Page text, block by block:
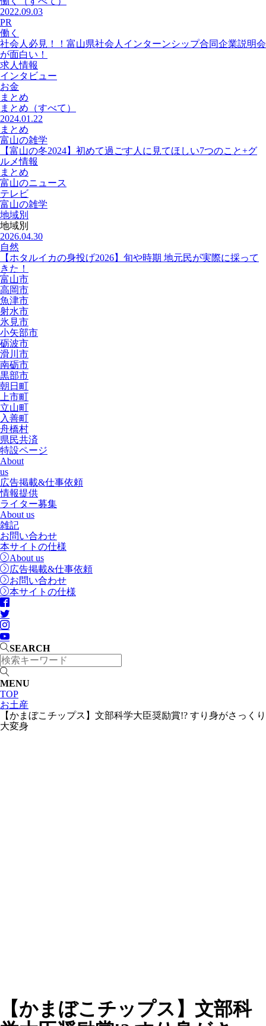
2022.09.03
PR
働く
社会人必見！！富山県社会人インターンシップ合同企業説明会
が面白い！
求人情報
インタビュー
お金
まとめ
まとめ （すべて）
2024.01.22
まとめ
富山の雑学
【富山の冬2024】初めて過ごす人に見てほしい7つのこと+グ
ルメ情報
まとめ
富山のニュース
テレビ
富山の雑学
地域別
地域別
2026.04.30
自然
【ホタルイカの身投げ2026】旬や時期 地元民が実際に採って
きた！
富山市
高岡市
魚津市
射水市
氷見市
小矢部市
砺波市
滑川市
南砺市
黒部市
朝日町
上市町
立山町
入善町
舟橋村
県民共済
特設ページ
About
us
広告掲載&仕事依頼
情報提供
ライター募集
About us
雑記
お問い合わせ
本サイトの仕様
About us
広告掲載&仕事依頼
お問い合わせ
本サイトの仕様
SEARCH
MENU
TOP
お土産
【かまぼこチップス】文部科学大臣奨励賞!? すり身がさっくり
大変身
【かまぼこチップス】文部科